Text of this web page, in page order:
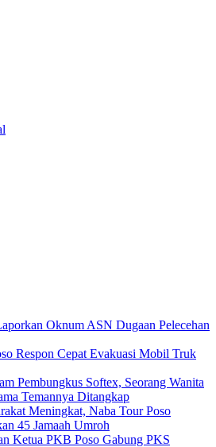
Oknum ASN Dugaan Pelecehan
Respon Cepat Evakuasi Mobil Truk
Pembungkus Softex, Seorang Wanita
Temannya Ditangkap
Meningkat, Naba Tour Poso
45 Jamaah Umroh
Ketua PKB Poso Gabung PKS